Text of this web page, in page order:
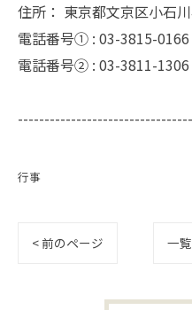
住所： 東京都文京区小石
電話番号① : 03-3815-0166
電話番号② : 03-3811-1306
行事
< 前のページ 一